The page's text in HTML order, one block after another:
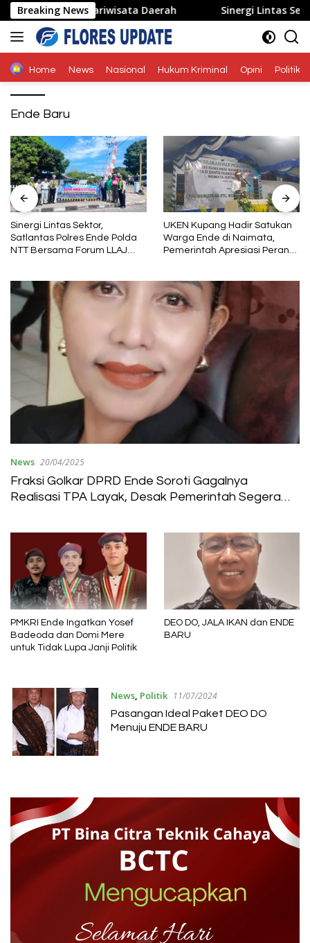
Langsung
ke
konten
Breaking News
dan Pariwisata Daerah Sinergi Lintas Sektor,
Home News Nasional Hukum Kriminal Opini Politik
Ende Baru
Sinergi Lintas Sektor,
Satlantas Polres Ende Polda
NTT Bersama Forum LLAJ
UKEN Kupang Hadir Satukan
Warga Ende di Naimata,
Pemerintah Apresiasi Peran
News 20/04/2025
Fraksi Golkar DPRD Ende Soroti Gagalnya
Realisasi TPA Layak, Desak Pemerintah Segera
PMKRI Ende Ingatkan Yosef
Badeoda dan Domi Mere
untuk Tidak Lupa Janji Politik
DEO DO, JALA IKAN dan ENDE
BARU
News, Politik 11/07/2024
Pasangan Ideal Paket DEO DO
Menuju ENDE BARU